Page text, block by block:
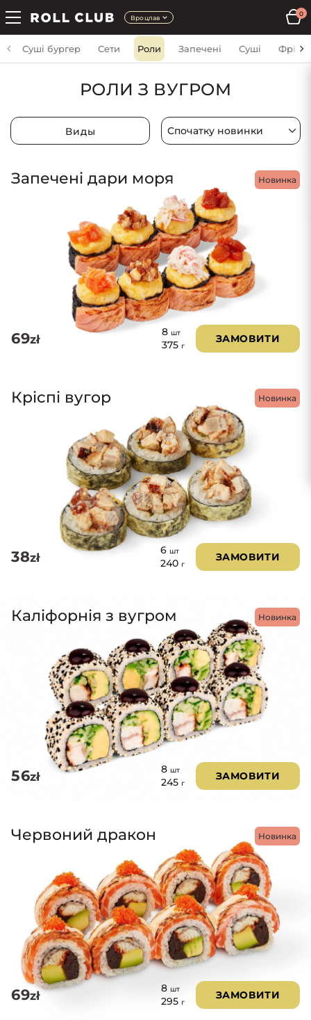
Вроцлав
0
Суші бургер Сети Роли Запечені Суші Фрі
РОЛИ З ВУГРОМ
Виды
Новинка
Запечені дари моря
69zł
8 шт
375 г
ЗАМОВИТИ
Новинка
Кріспі вугор
38zł
6 шт
240 г
ЗАМОВИТИ
Новинка
Каліфорнія з вугром
56zł
8 шт
245 г
ЗАМОВИТИ
Новинка
Червоний дракон
69zł
8 шт
295 г
ЗАМОВИТИ